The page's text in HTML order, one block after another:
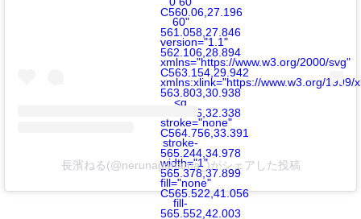
C560.06,27.196
561.058,27.846
562.106,28.894
C563.154,29.942
563.803,30.938
564.346,32.338
C564.756,33.391
565.244,34.978
565.378,37.899
C565.522,41.056
565.552,42.003
60"
version="1.1"
xmlns="https://www.w3.org/2000/svg"
xmlns:xlink="https://www.w3.org/1999/
<g
stroke="none"
stroke-
width="1"
fill="none"
fill-
長濱ねる(@nerunagahama_)がシェアした投稿